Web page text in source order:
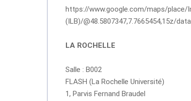
https://www.google.com/maps/place/
(ILB)/@48.5807347,7.7665454,15z/
LA ROCHELLE
Salle : B002
FLASH (La Rochelle Université)
1, Parvis Fernand Braudel